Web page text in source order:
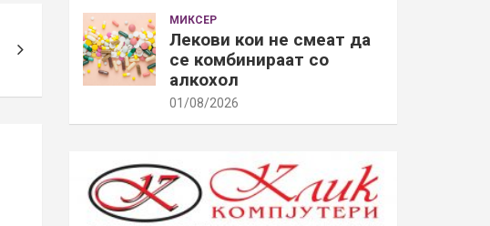
МИКСЕР
Лекови кои не смеат да
се комбинираат со
алкохол
01/08/2026